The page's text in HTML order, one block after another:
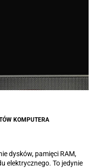
KOMPUTERA
dysków, pamięci RAM,
elektrycznego. To jedynie